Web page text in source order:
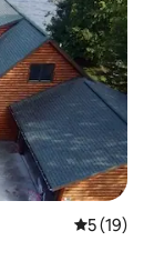
평점 5점
5 (19)